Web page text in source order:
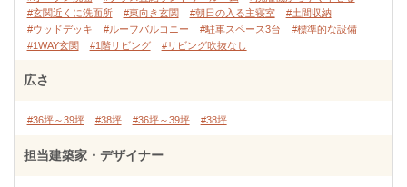
#玄関近くに洗面所
#東向き玄関 #朝日の入る主寝室
#土間収納
#ウッドデッキ
#ルーフバルコニー #駐車スペース3台
#標準的な設備
#1WAY玄関
#1階リビング #リビング吹抜なし
広さ
#36坪～39坪 #38坪 #36坪～39坪 #38坪
担当建築家・デザイナー